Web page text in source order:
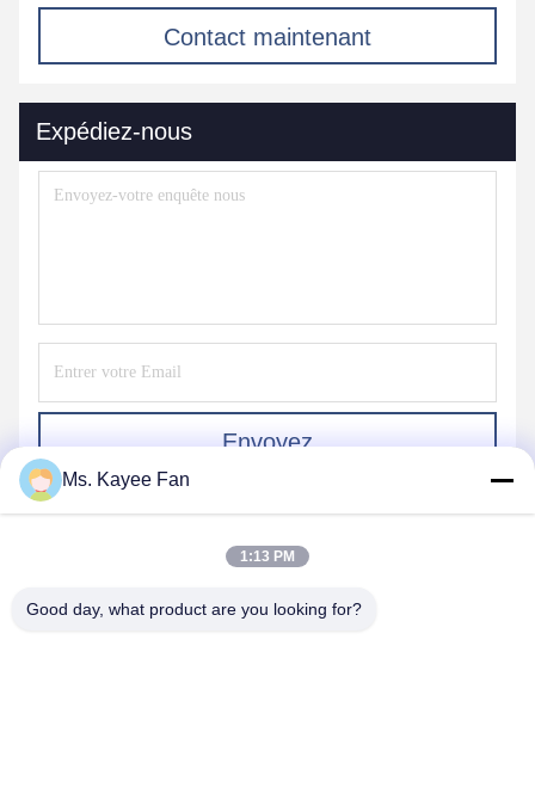
Contact maintenant
Expédiez-nous
Envoyez
Ms. Kayee Fan
1:13 PM
Good day, what product are you looking for?